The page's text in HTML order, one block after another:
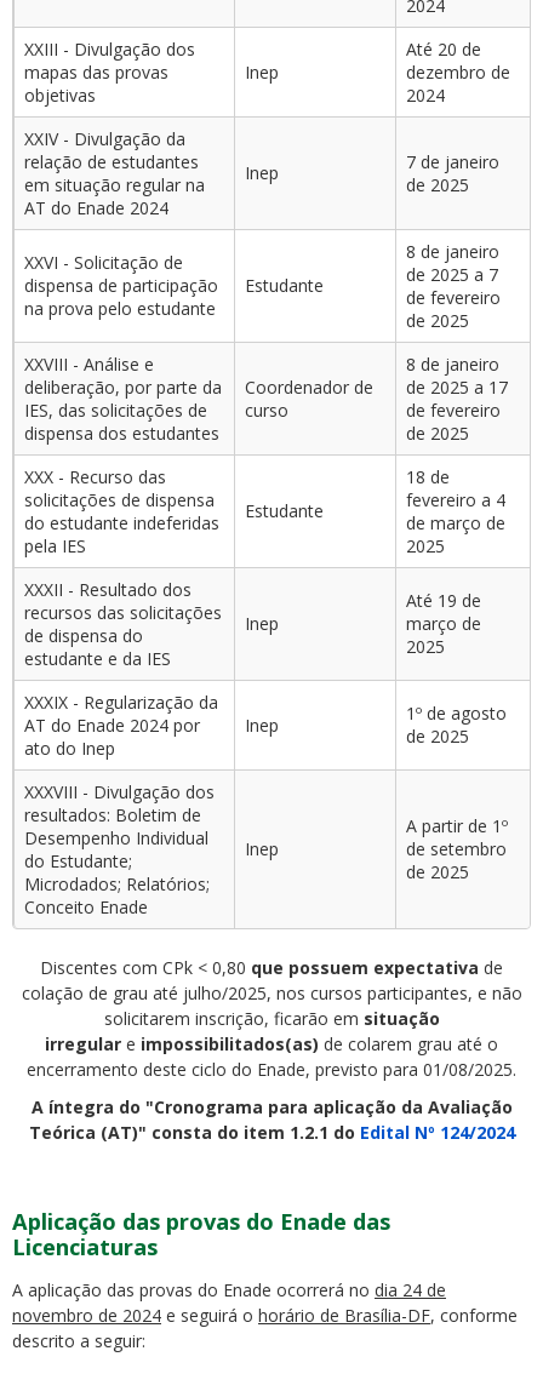
2024
XXIII - Divulgação dos
mapas das provas
objetivas
Inep
Até 20 de
dezembro de
2024
XXIV - Divulgação da
relação de estudantes
em situação regular na
AT do Enade 2024
Inep
7 de janeiro
de 2025
XXVI - Solicitação de
dispensa de participação
na prova pelo estudante
Estudante
8 de janeiro
de 2025 a 7
de fevereiro
de 2025
XXVIII - Análise e
deliberação, por parte da
IES, das solicitações de
dispensa dos estudantes
Coordenador de
curso
8 de janeiro
de 2025 a 17
de fevereiro
de 2025
XXX - Recurso das
solicitações de dispensa
do estudante indeferidas
pela IES
Estudante
18 de
fevereiro a 4
de março de
2025
XXXII - Resultado dos
recursos das solicitações
de dispensa do
estudante e da IES
Inep
Até 19 de
março de
2025
XXXIX - Regularização da
AT do Enade 2024 por
ato do Inep
Inep
1º de agosto
de 2025
XXXVIII - Divulgação dos
resultados: Boletim de
Desempenho Individual
do Estudante;
Microdados; Relatórios;
Conceito Enade
Inep
A partir de 1º
de setembro
de 2025
Discentes com CPk < 0,80 que possuem expectativa de
colação de grau até julho/2025, nos cursos participantes, e não
solicitarem inscrição, ficarão em situação
irregular e impossibilitados(as) de colarem grau até o
encerramento deste ciclo do Enade, previsto para 01/08/2025.
A íntegra do "Cronograma para aplicação da Avaliação
Teórica (AT)" consta do item 1.2.1 do Edital Nº 124/2024
Aplicação das provas do Enade das
Licenciaturas
A aplicação das provas do Enade ocorrerá no dia 24 de
novembro de 2024 e seguirá o horário de Brasília-DF, conforme
descrito a seguir: